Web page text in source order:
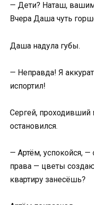
— Дети? Наташ,
Вчера Даша чуть
Даша надула губы.
— Неправда! Я
испортил!
Сергей,
остановился.
— Артём, успокойся, —
права — цветы
квартиру занесёшь?